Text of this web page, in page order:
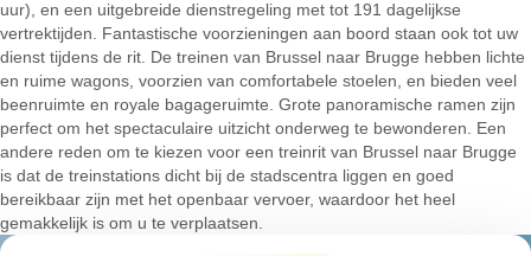
uur), en een uitgebreide dienstregeling met tot 191 dagelijkse
vertrektijden. Fantastische voorzieningen aan boord staan ook tot uw
dienst tijdens de rit. De treinen van Brussel naar Brugge hebben lichte
en ruime wagons, voorzien van comfortabele stoelen, en bieden veel
beenruimte en royale bagageruimte. Grote panoramische ramen zijn
perfect om het spectaculaire uitzicht onderweg te bewonderen. Een
andere reden om te kiezen voor een treinrit van Brussel naar Brugge
is dat de treinstations dicht bij de stadscentra liggen en goed
bereikbaar zijn met het openbaar vervoer, waardoor het heel
gemakkelijk is om u te verplaatsen.